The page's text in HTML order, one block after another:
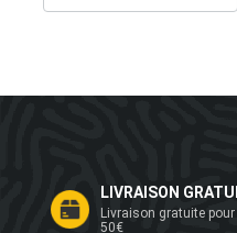
LIVRAISON
Livraison gratuite
50€